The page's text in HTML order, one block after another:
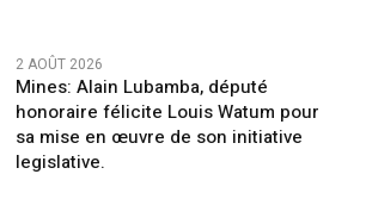
2 AOÛT 2026
Mines: Alain Lubamba, député
honoraire félicite Louis Watum pour
sa mise en œuvre de son initiative
legislative.